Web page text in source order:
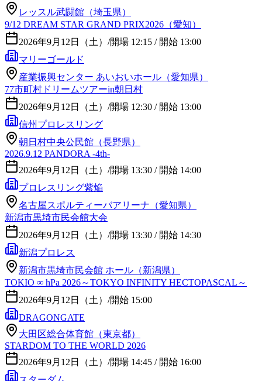
レッスル武闘館（埼玉県）
9/12 DREAM STAR GRAND PRIX2026（愛知）
2026年9月12日（土） /開場 12:15 / 開始 13:00
マリーゴールド
産業振興センター あいおいホール（愛知県）
77市町村ドリームツアーin朝日村
2026年9月12日（土） /開場 12:30 / 開始 13:00
信州プロレスリング
朝日村中央公民館（長野県）
2026.9.12 PANDORA -4th-
2026年9月12日（土） /開場 13:30 / 開始 14:00
プロレスリング紫焔
名古屋スポルティーバアリーナ（愛知県）
新潟市黒埼市民会館大会
2026年9月12日（土） /開場 13:30 / 開始 14:30
新潟プロレス
新潟市黒埼市民会館 ホール（新潟県）
TOKIO ∞ hPa 2026～TOKYO INFINITY HECTOPASCAL～
2026年9月12日（土） /開始 15:00
DRAGONGATE
大田区総合体育館（東京都）
STARDOM TO THE WORLD 2026
2026年9月12日（土） /開場 14:45 / 開始 16:00